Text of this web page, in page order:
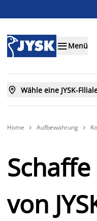
Menü
 Wähle eine JYSK-
Home  Aufbewahrung 
von